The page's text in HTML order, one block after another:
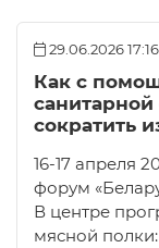
29.06.2026 17:16
Как с
сократить
16-17 апреля
форум
В центре
мясной